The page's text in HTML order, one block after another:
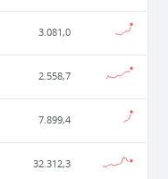
3.081,0
2.558,7
7.899,4
32.312,3